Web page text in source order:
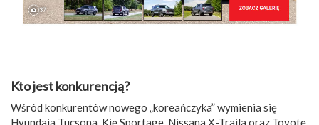
Kto jest konkurencją?
Wśród konkurentów nowego „koreańczyka” wymienia się
Hyundaia Tucsona, Kię Sportage, Nissana X-Traila oraz Toyotę